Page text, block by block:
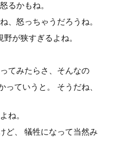
るかもね。
、怒っちゃうだろうね。
が狭すぎるよね。
てみたらさ、そんなの
ていうと。 そうだね、
ね。
ど、 犠牲になって当然み